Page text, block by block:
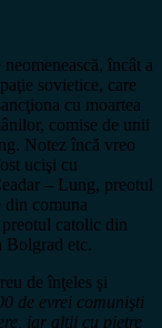
încât a
sovietice, care
cu moartea
comise de unii
Notez încă vreo
ucişi cu
– Lung, preotul
din comuna
catolic din
Bolgrad etc.
de înţeles şi
de evrei comunişti
iar alţii cu pietre